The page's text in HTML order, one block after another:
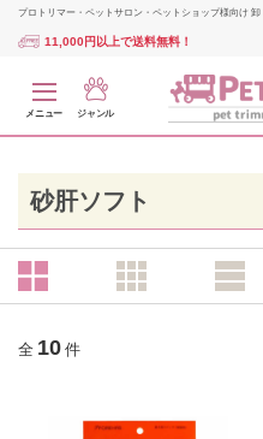
プロトリマー・ペットサロン・ペットショップ様向け 卸
11,000円以上で送料無料！
メニュー ジャンル
砂肝ソフト
全 10 件